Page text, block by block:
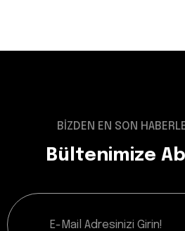
BİZDEN EN SON
Bültenimize